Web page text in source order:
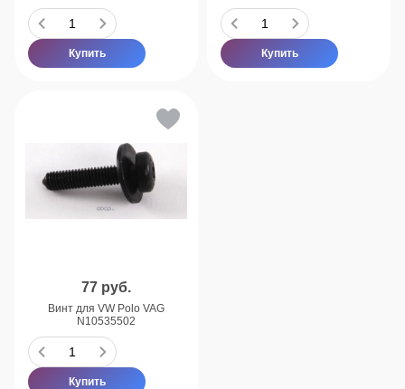
Купить Купить
77 руб.
Винт для VW Polo VAG
N10535502
Купить